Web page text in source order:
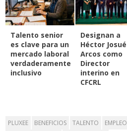
Talento senior
es clave para un
mercado laboral
verdaderamente
inclusivo
Designan a
Héctor Josué
Arcos como
Director
interino en
CFCRL
PLUXEE BENEFICIOS TALENTO EMPLEO